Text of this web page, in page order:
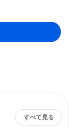
すべて見る